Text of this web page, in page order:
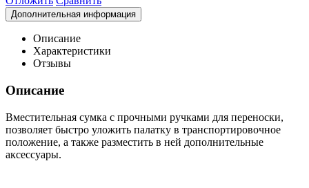
Описание
Характеристики
Отзывы
Описание
Вместительная сумка с прочными ручками для переноски,
позволяет быстро уложить палатку в транспортировочное
положение, а также разместить в ней дополнительные
аксессуары.